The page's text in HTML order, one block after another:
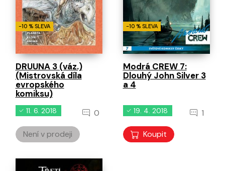
-10 % SLEVA
DRUUNA 3 (váz.)
(Mistrovská díla
evropského
komiksu)
11. 6. 2018 0
Není v prodeji
-10 % SLEVA
Modrá CREW 7:
Dlouhý John Silver 3
a 4
19. 4. 2018 1
Koupit